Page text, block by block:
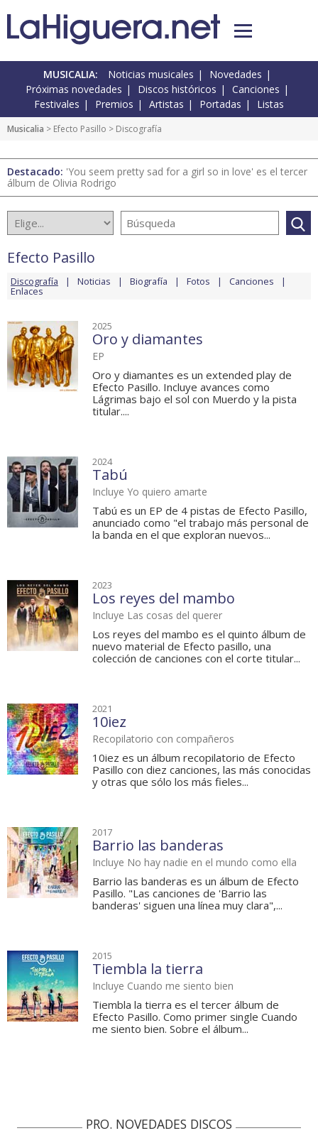
MUSICALIA: Noticias musicales
Novedades
Próximas novedades
Discos históricos
Canciones
Festivales
Premios Artistas Portadas Listas
Musicalia > Efecto Pasillo > Discografía
Destacado: 'You seem pretty sad for a girl so in love' es el tercer
álbum de Olivia Rodrigo
Efecto Pasillo
Discografía Noticias Biografía Fotos Canciones
Enlaces
2025
Oro y diamantes
EP
Oro y diamantes es un extended play de
Efecto Pasillo. Incluye avances como
Lágrimas bajo el sol con Muerdo y la pista
titular....
2024
Tabú
Incluye Yo quiero amarte
Tabú es un EP de 4 pistas de Efecto Pasillo,
anunciado como "el trabajo más personal de
la banda en el que exploran nuevos...
2023
Los reyes del mambo
Incluye Las cosas del querer
Los reyes del mambo es el quinto álbum de
nuevo material de Efecto pasillo, una
colección de canciones con el corte titular...
2021
10iez
Recopilatorio con compañeros
10iez es un álbum recopilatorio de Efecto
Pasillo con diez canciones, las más conocidas
y otras que sólo los más fieles...
2017
Barrio las banderas
Incluye No hay nadie en el mundo como ella
Barrio las banderas es un álbum de Efecto
Pasillo. "Las canciones de 'Barrio las
banderas' siguen una línea muy clara",...
2015
Tiembla la tierra
Incluye Cuando me siento bien
Tiembla la tierra es el tercer álbum de
Efecto Pasillo. Como primer single Cuando
me siento bien. Sobre el álbum...
PRO. NOVEDADES DISCOS